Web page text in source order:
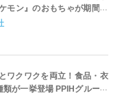
モン』のおもちゃが期間限
ワクワクを両立！食品・衣
が一挙登場 PPIHグループ
(木)より順次スタート